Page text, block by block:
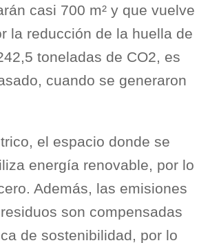
casi 700 m² y que vuelve
la reducción de la huella de
toneladas de CO2, es
cuando se generaron
el espacio donde se
energía renovable, por lo
Además, las emisiones
son compensadas
de sostenibilidad, por lo